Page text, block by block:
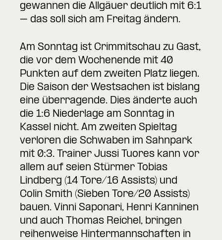
gewannen die Allgäuer deutlich mit 6:1
– das soll sich am Freitag ändern.
Am Sonntag ist Crimmitschau zu Gast,
die vor dem Wochenende mit 40
Punkten auf dem zweiten Platz liegen.
Die Saison der Westsachen ist bislang
eine überragende. Dies änderte auch
die 1:6 Niederlage am Sonntag in
Kassel nicht. Am zweiten Spieltag
verloren die Schwaben im Sahnpark
mit 0:3. Trainer Jussi Tuores kann vor
allem auf seien Stürmer Tobias
Lindberg (14 Tore/16 Assists) und
Colin Smith (Sieben Tore/20 Assists)
bauen. Vinni Saponari, Henri Kanninen
und auch Thomas Reichel, bringen
reihenweise Hintermannschaften in